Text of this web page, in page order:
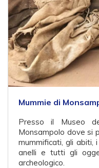
Mummie di
Presso il Museo
Monsampolo dove si
mummificati, gli abiti,
anelli e tutti gli
archeologico.